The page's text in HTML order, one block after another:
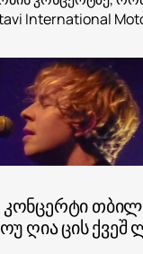
International
ღია ცის